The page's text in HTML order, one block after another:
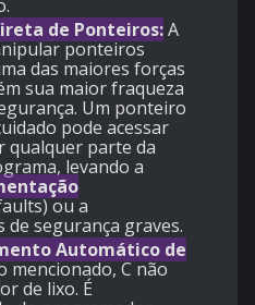
de Ponteiros:A
ponteiros
das maiores forças
sua maior fraqueza
Um ponteiro
pode acessar
qualquer parte da
levando a
ou a
de segurança graves.
Automático de
mencionado, C não
de lixo. É